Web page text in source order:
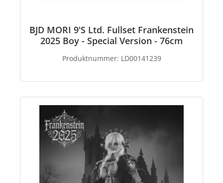
BJD MORI 9'S Ltd. Fullset Frankenstein
2025 Boy - Special Version - 76cm
Produktnummer: LD00141239